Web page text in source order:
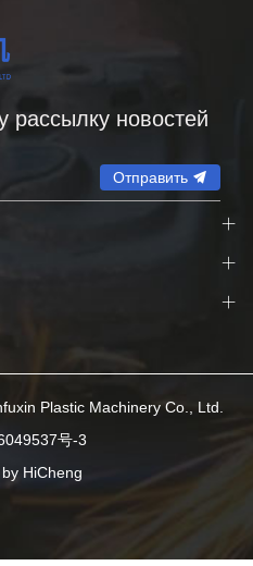
новостей
Отправить
Plastic Machinery Co., Ltd.
号-3
HiCheng